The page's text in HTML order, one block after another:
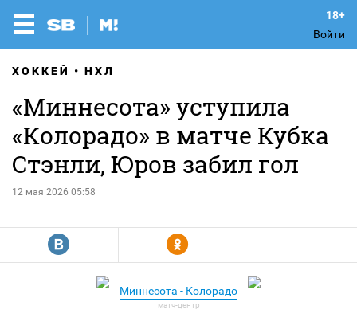
Войти
ХОККЕЙ НХЛ
«Миннесота» уступила
«Колорадо» в матче Кубка
Стэнли, Юров забил гол
12 мая 2026 05:58
R Y
Миннесота - Колорадо